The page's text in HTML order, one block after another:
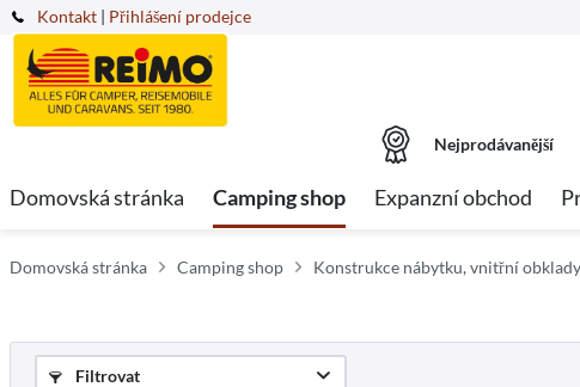
Kontakt | Přihlášení prodejce
Nejprodávanější
Domovská stránka Camping shop Expanzní obchod
Domovská stránka Camping shop Konstrukce nábytku, vnitřní
Filtrovat